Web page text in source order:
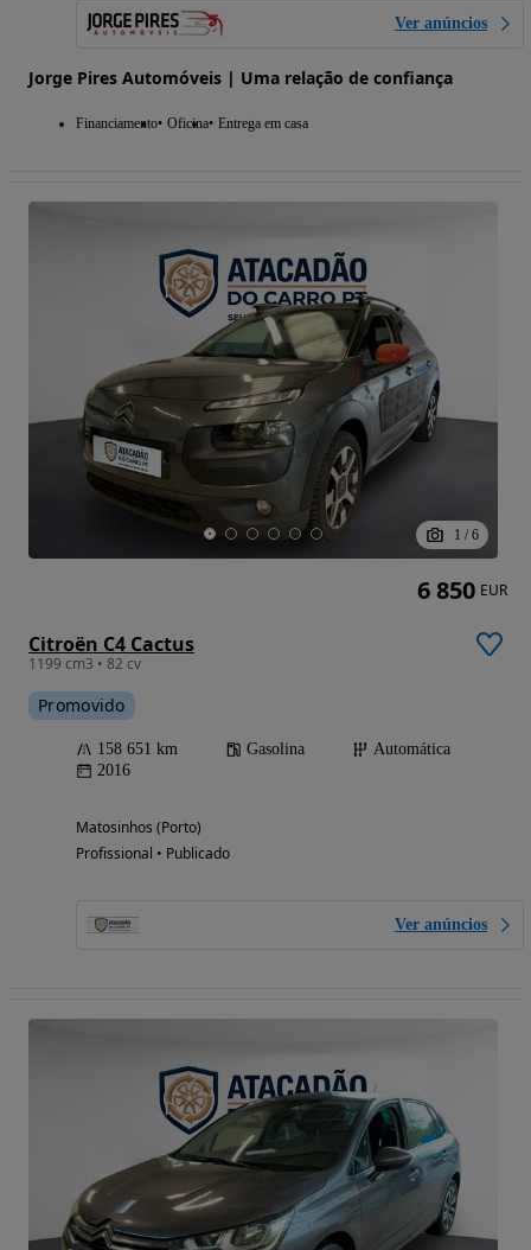
Ver anúncios
Jorge Pires Automóveis | Uma relação de confiança
Financiamento Oficina Entrega em casa
1 / 6
Citroën C4 Cactus
1199 cm3 • 82 cv
Promovido
158 651 km Gasolina
Automática
2016
Matosinhos (Porto)
Profissional • Publicado
Ver anúncios
6 850 EUR